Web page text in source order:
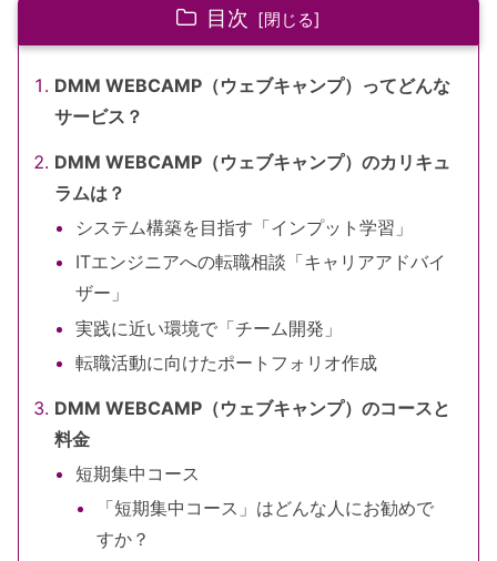
目次
DMM WEBCAMP（ウェブキャンプ）ってどんな
サービス？
DMM WEBCAMP（ウェブキャンプ）のカリキュ
ラムは？
システム構築を目指す「インプット学習」
ITエンジニアへの転職相談「キャリアアドバイ
ザー」
実践に近い環境で「チーム開発」
転職活動に向けたポートフォリオ作成
DMM WEBCAMP（ウェブキャンプ）のコースと
料金
短期集中コース
「短期集中コース」はどんな人にお勧めで
すか？